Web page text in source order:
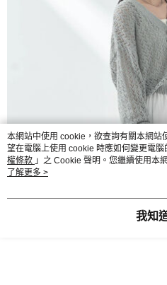
本網站中使用 cookie，欲查詢有關本網站
望在電腦上使用 cookie 時應如何變更電
權條款 」之 Cookie 聲明。您繼續使用本
用條款之 Cookie 聲明使用 cookie。
了解更多 >
我知